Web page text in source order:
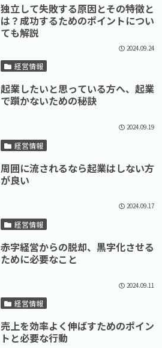
独立して失敗する原因とその特徴と
は？成功するためのポイントについ
ても解説
2024.09.24
経営情報
起業したいと思っている方へ、起業
で躓かないための秘訣
2024.09.19
経営情報
周囲に流されるなら起業はしない方
が良い
2024.09.17
経営情報
赤字経営からの脱却、黒字化させる
ために必要なこと
2024.09.11
経営情報
売上を効率よく伸ばすためのポイン
トと必要な行動